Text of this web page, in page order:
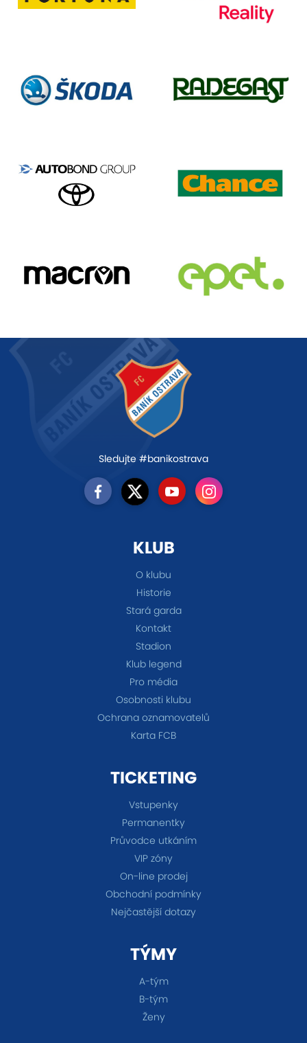
Sledujte #banikostrava
KLUB
O klubu
Historie
Stará garda
Kontakt
Stadion
Klub legend
Pro média
Osobnosti klubu
Ochrana oznamovatelů
Karta FCB
TICKETING
Vstupenky
Permanentky
Průvodce utkáním
VIP zóny
On-line prodej
Obchodní podmínky
Nejčastější dotazy
TÝMY
A-tým
B-tým
Ženy